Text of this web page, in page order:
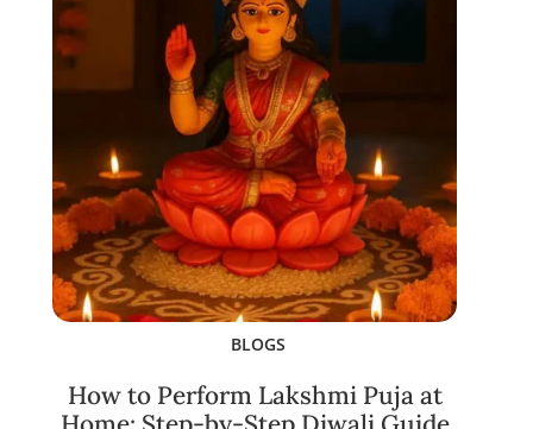
BLOGS
How to Perform Lakshmi Puja at